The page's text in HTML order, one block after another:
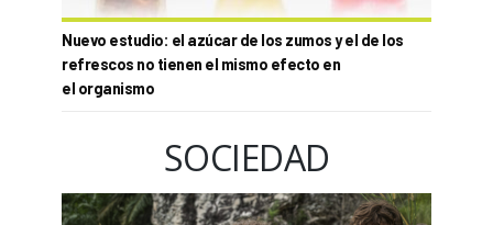
Nuevo estudio: el azúcar de los zumos y el de los
refrescos no tienen el mismo efecto en
el organismo
SOCIEDAD